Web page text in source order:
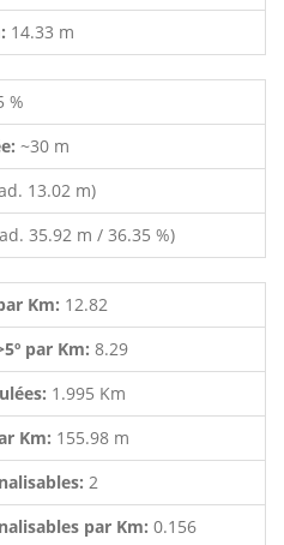
14.33 m
%
~30 m
13.02 m)
35.92 m / 36.35 %)
Km: 12.82
par Km: 8.29
1.995 Km
Km: 155.98 m
2
par Km: 0.156